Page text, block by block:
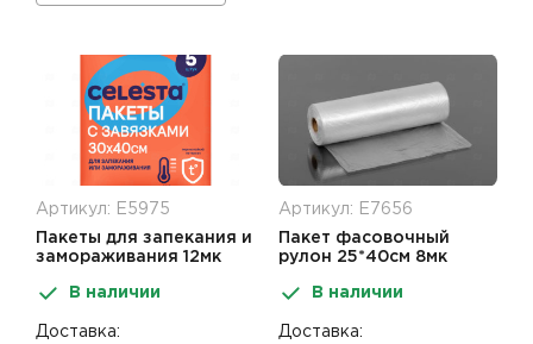
Артикул: Е5975
Пакеты для запекания и
замораживания 12мк
В наличии
Доставка:
Артикул: Е7656
Пакет фасовочный
рулон 25*40см 8мк
В наличии
Доставка: